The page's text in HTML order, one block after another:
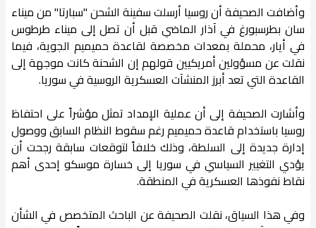
وأضافت الصحيفة أن روسيا أرسلت سفينة الشحن "سبارتا" من ميناء
سان بطرسبورغ في آذار الماضي قبل أن تصل إلى ميناء طرطوس
في أيار، محملة بمعدات مخصصة لقاعدة حميميم الجوية، فيما
نقلت عن مسؤولين أمريكيين قولهم إن الشحنة كانت موجهة إلى
القاعدة التي تعد أبرز المنشآت العسكرية الروسية في سوريا.
وأشارت الصحيفة إلى أن عملية الإمداد تمثل مؤشراً على احتفاظ
روسيا باستخدام قاعدة حميميم رغم سقوط النظام السابق ووصول
إدارة جديدة إلى السلطة، وذلك خلافاً لتوقعات سابقة رجحت أن
يؤدي التغيير السياسي في سوريا إلى خسارة موسكو إحدى أهم
نقاط نفوذها العسكرية في المنطقة.
وفي هذا السياق، نقلت الصحيفة عن الباحث المتخصص في الشأن